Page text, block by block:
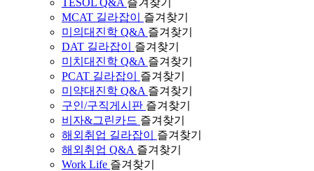
MCAT 길라잡이
즐겨찾기
미의대진학 Q&A 즐겨찾기
DAT 길라잡이
즐겨찾기
미치대진학 Q&A 즐겨찾기
PCAT 길라잡이
즐겨찾기
미약대진학 Q&A 즐겨찾기
구인/구직게시판 즐겨찾기
비자&그린카드 즐겨찾기
해외취업 길라잡이
즐겨찾기
해외취업 Q&A 즐겨찾기
Work Life 즐겨찾기